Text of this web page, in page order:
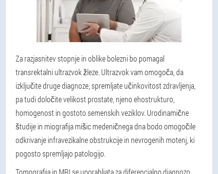
Za razjasnitev stopnje in oblike bolezni bo pomagal
transrektalni ultrazvok žleze. Ultrazvok vam omogoča, da
izključite druge diagnoze, spremljate učinkovitost zdravljenja,
pa tudi določite velikost prostate, njeno ehostrukturo,
homogenost in gostoto semenskih veziklov. Urodinamične
študije in miografija mišic medeničnega dna bodo omogočile
odkrivanje infravezikalne obstrukcije in nevrogenih motenj, ki
pogosto spremljajo patologijo.
Tomografija in MRI se uporabljata za diferencialno diagnozo,